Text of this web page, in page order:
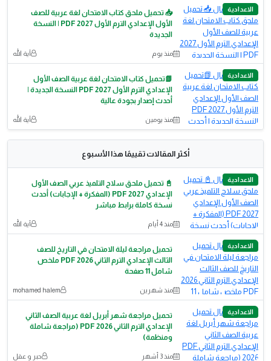
الاعدادية
📥 تحميل ملحق كتاب الامتحان لغة عربية للصف
الأول الإعدادي الترم الأول 2027 PDF | النسخة
الجديدة
منذ يوم آية الله
الاعدادية
📗تحميل كتاب الامتحان لغة عربية الصف الأول
الإعدادي الترم الأول 2027 PDF النسخة الجديدة |
أحدث إصدار بجودة عالية
منذ يومين آية الله
أكثر المقالات تقييمًا هذا الأسبوع
الاعدادية
📓 تحميل ملحق سلاح التلميذ عربي الصف الأول
الإعدادي 2027 PDF (المفكرة + الإجابات) أحدث
نسخة كاملة برابط مباشر
منذ 4 أيام آية الله
الاعدادية
تحميل مراجعة ليلة الامتحان في التاريخ للصف
الثالث الإعدادي الترم الثاني 2026 PDF ملخص
شامل 11 صفحة
منذ شهرين mohamed halem
الاعدادية
تحميل مراجعة شهر أبريل لغة عربية الصف الثاني
الإعدادي الترم الثاني PDF 2026 (مراجعة شاملة
ومنظمة)
منذ 3 أشهر حبر و عقل